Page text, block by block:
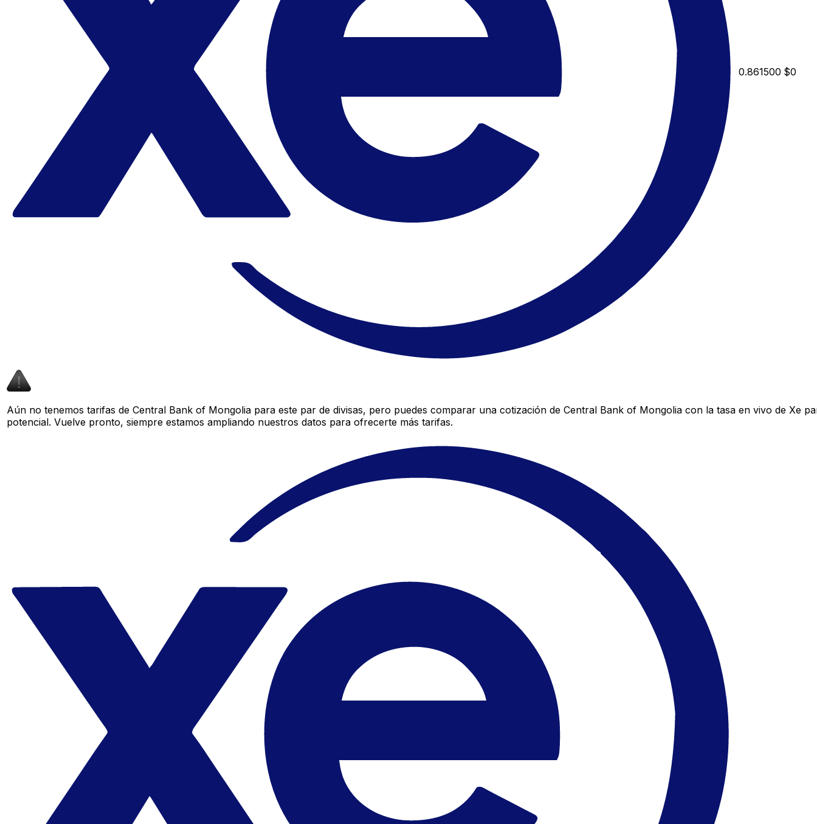
0.861500 $0
Aún no tenemos tarifas de Central Bank of Mongolia para este par de divisas, pero puedes comparar una cotización de Central Bank of Mongolia con la tasa en vivo de Xe
potencial. Vuelve pronto, siempre estamos ampliando nuestros datos para ofrecerte más tarifas.